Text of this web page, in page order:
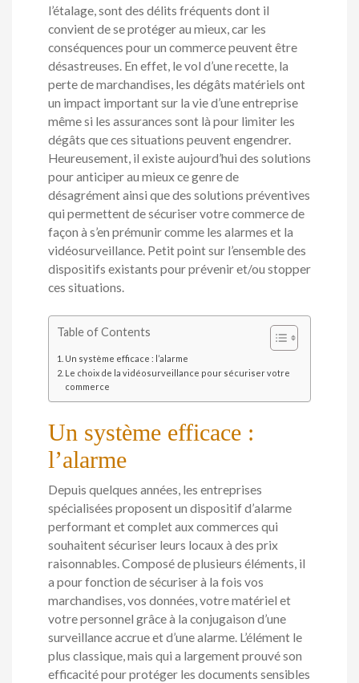
l’étalage, sont des délits fréquents dont il
convient de se protéger au mieux, car les
conséquences pour un commerce peuvent être
désastreuses. En effet, le vol d’une recette, la
perte de marchandises, les dégâts matériels ont
un impact important sur la vie d’une entreprise
même si les assurances sont là pour limiter les
dégâts que ces situations peuvent engendrer.
Heureusement, il existe aujourd’hui des solutions
pour anticiper au mieux ce genre de
désagrément ainsi que des solutions préventives
qui permettent de sécuriser votre commerce de
façon à s’en prémunir comme les alarmes et la
vidéosurveillance. Petit point sur l’ensemble des
dispositifs existants pour prévenir et/ou stopper
ces situations.
Table of Contents
Un système efficace : l’alarme
Le choix de la vidéosurveillance pour sécuriser votre
commerce
Un système efficace :
l’alarme
Depuis quelques années, les entreprises
spécialisées proposent un dispositif d’alarme
performant et complet aux commerces qui
souhaitent sécuriser leurs locaux à des prix
raisonnables. Composé de plusieurs éléments, il
a pour fonction de sécuriser à la fois vos
marchandises, vos données, votre matériel et
votre personnel grâce à la conjugaison d’une
surveillance accrue et d’une alarme. L’élément le
plus classique, mais qui a largement prouvé son
efficacité pour protéger les documents sensibles